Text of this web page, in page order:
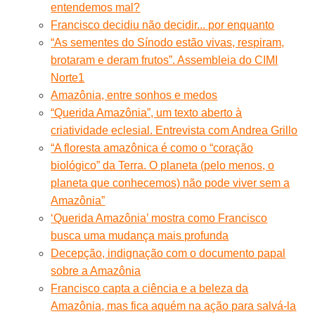
entendemos mal?
Francisco decidiu não decidir... por enquanto
“As sementes do Sínodo estão vivas, respiram,
brotaram e deram frutos”. Assembleia do CIMI
Norte1
Amazônia, entre sonhos e medos
“Querida Amazônia”, um texto aberto à
criatividade eclesial. Entrevista com Andrea Grillo
“A floresta amazônica é como o “coração
biológico” da Terra. O planeta (pelo menos, o
planeta que conhecemos) não pode viver sem a
Amazônia”
‘Querida Amazônia’ mostra como Francisco
busca uma mudança mais profunda
Decepção, indignação com o documento papal
sobre a Amazônia
Francisco capta a ciência e a beleza da
Amazônia, mas fica aquém na ação para salvá-la